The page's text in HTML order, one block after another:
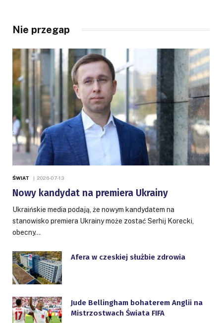
Nie przegap
ŚWIAT 2026-07-13
Nowy kandydat na premiera Ukrainy
Ukraińskie media podają, że nowym kandydatem na
stanowisko premiera Ukrainy może zostać Serhij Korecki,
obecny…
Afera w czeskiej służbie zdrowia
Jude Bellingham bohaterem Anglii na
Mistrzostwach Świata FIFA